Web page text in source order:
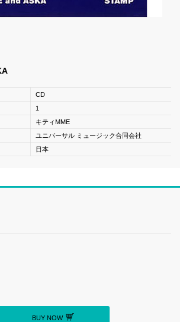
CD
1
キティMME
ユニバーサル ミュージック合同会社
日本
BUY NOW